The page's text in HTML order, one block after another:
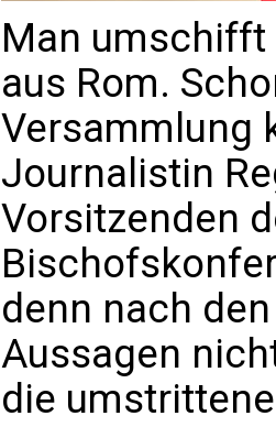
Man umschifft
aus Rom.
Versammlung
Journalistin
Vorsitzenden
denn nach
Aussagen
die